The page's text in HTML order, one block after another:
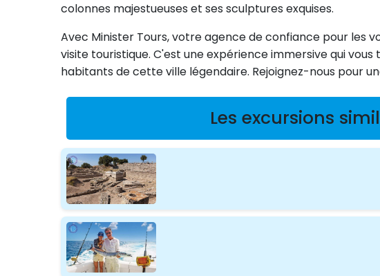
colonnes majestueuses et ses sculptures exquises.
Avec Minister Tours, votre agence de confiance pour les
visite touristique. C'est une expérience immersive qui
habitants de cette ville légendaire. Rejoignez-nous pour
Les excursions